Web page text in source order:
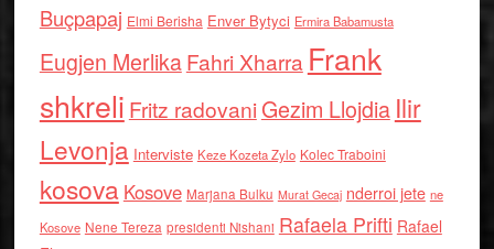
Buçpapaj Elmi Berisha Enver Bytyci Ermira Babamusta
Eugjen MerlikaFahri Xharra Frank
shkreli Fritz radovaniGezim Llojdia Ilir
Levonja Interviste Keze Kozeta Zylo Kolec Traboini
kosova Kosove Marjana Bulku Murat Gecaj nderroi jete ne
Kosove Nene Tereza presidenti Nishani Rafaela Prifti Rafael